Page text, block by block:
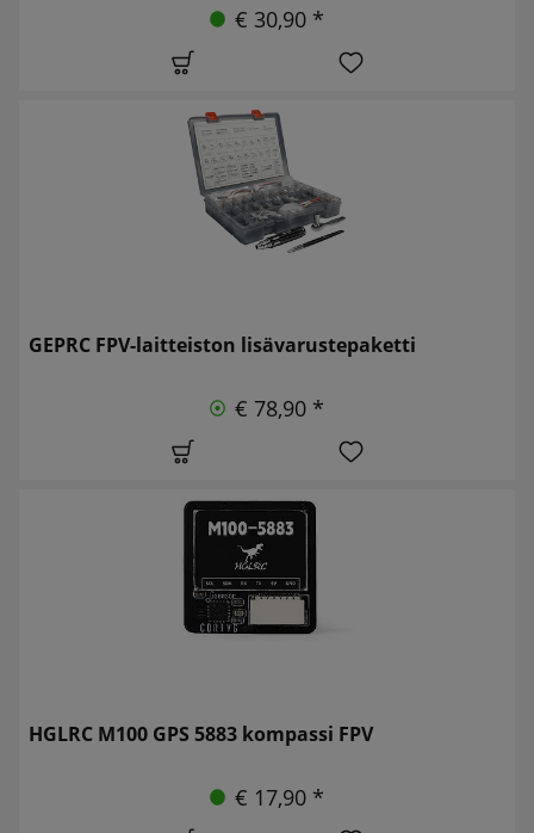
€ 30,90 *
GEPRC FPV-laitteiston lisävarustepaketti
€ 78,90 *
HGLRC M100 GPS 5883 kompassi FPV
€ 17,90 *